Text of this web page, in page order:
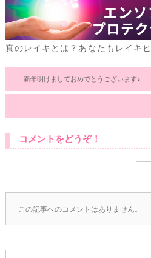
真のレイキとは？あなたもレイキ
新年明けましておめでとうございます♪
コメントをどうぞ！
この記事へのコメントはありません。